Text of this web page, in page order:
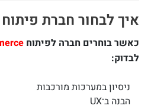
איך לבחור חברת פיתוח Ecommerce
כאשר בוחרים חברה לפיתוח
לבדוק:
ניסיון במערכות מורכבות
הבנה ב־UX